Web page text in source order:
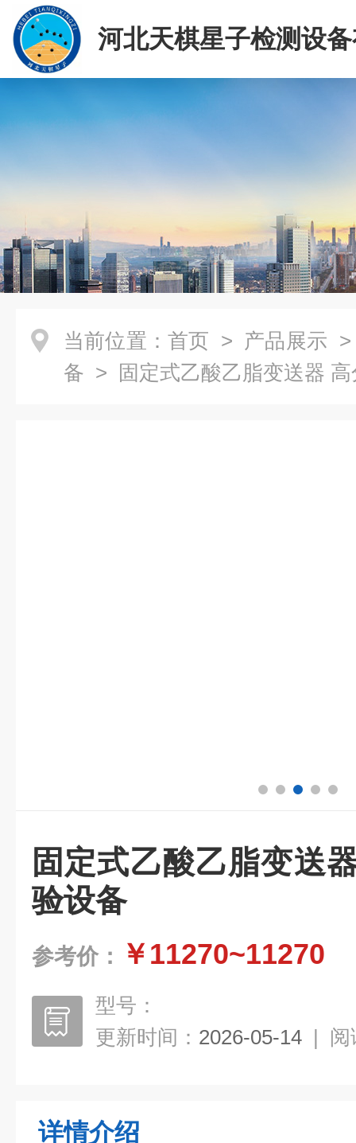
河北天棋星子检测设
司
当前位置： 首页 > 产品展示
备 > 固定式乙酸乙脂变送器
固定式乙酸乙脂变送
验设备
参考价： ￥11270~11270
型号：
更新时间： 2026-05-14 | 阅
详情介绍